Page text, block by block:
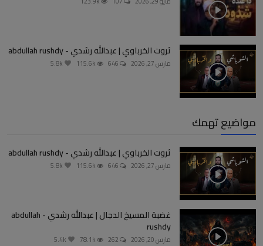
ثروت الخرباوي | عبدالله رشدي - abdullah rushdy
مارس 27, 2026
مواضيع تهمك
ثروت الخرباوي | عبدالله رشدي - abdullah rushdy
مارس 27, 2026
غضبة المسيخ الدجال | عبدالله رشدي - abdullah
rushdy
مارس 20, 2026